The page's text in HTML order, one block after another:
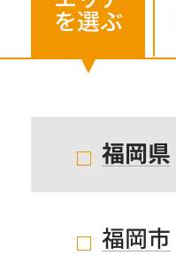
を選ぶ
福岡県
福岡市